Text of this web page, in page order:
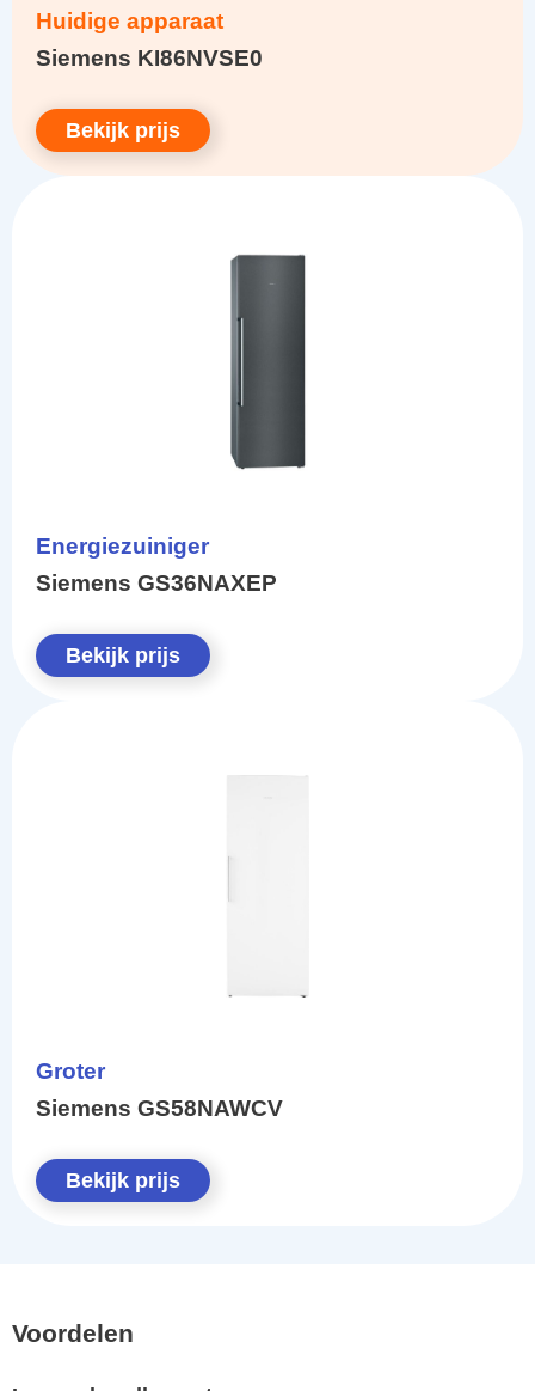
Huidige apparaat
Siemens KI86NVSE0
Bekijk prijs
Energiezuiniger
Siemens GS36NAXEP
Bekijk prijs
Groter
Siemens GS58NAWCV
Bekijk prijs
Voordelen